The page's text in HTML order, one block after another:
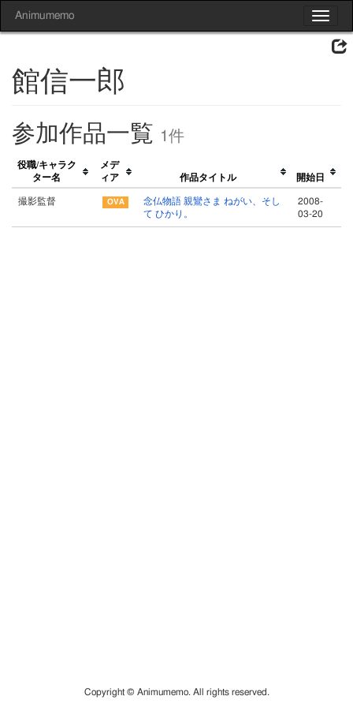
Toggle
Animumemo
館信一郎
参加作品一覧 1件
役職/キャラク
ター名
メデ
ィア
作品タイトル 開始日
撮影監督
念仏物語 親鸞さま ねがい、そし
て ひかり。
2008-
03-20
Copyright © Animumemo. All rights reserved.